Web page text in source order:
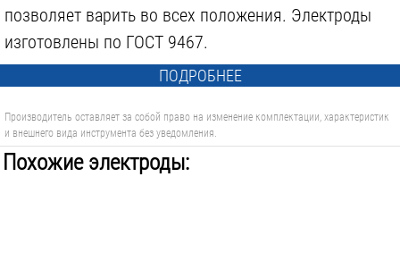
позволяет варить во всех положения. Электроды
изготовлены по ГОСТ 9467.
ПОДРОБНЕЕ
Производитель оставляет за собой право на изменение комплектации, характеристик
и внешнего вида инструмента без уведомления.
Похожие электроды: